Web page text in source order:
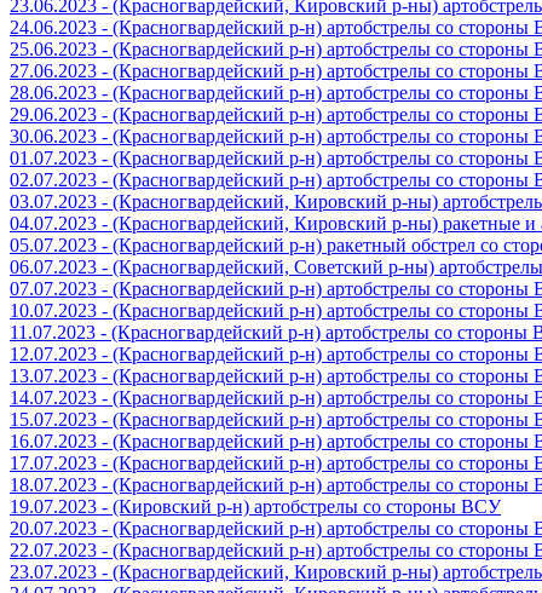
23.06.2023 - (Красногвардейский, Кировский р-ны)
24.06.2023 - (Красногвардейский р-н) артобстрелы со
25.06.2023 - (Красногвардейский р-н) артобстрелы со
27.06.2023 - (Красногвардейский р-н) артобстрелы со
28.06.2023 - (Красногвардейский р-н) артобстрелы со
29.06.2023 - (Красногвардейский р-н) артобстрелы со
30.06.2023 - (Красногвардейский р-н) артобстрелы со
01.07.2023 - (Красногвардейский р-н) артобстрелы со
02.07.2023 - (Красногвардейский р-н) артобстрелы со
03.07.2023 - (Красногвардейский, Кировский р-ны)
04.07.2023 - (Красногвардейский, Кировский р-ны) ракетные
05.07.2023 - (Красногвардейский р-н) ракетный обстрел со
06.07.2023 - (Красногвардейский, Советский р-ны)
07.07.2023 - (Красногвардейский р-н) артобстрелы со
10.07.2023 - (Красногвардейский р-н) артобстрелы со
11.07.2023 - (Красногвардейский р-н) артобстрелы со стороны
12.07.2023 - (Красногвардейский р-н) артобстрелы со
13.07.2023 - (Красногвардейский р-н) артобстрелы со
14.07.2023 - (Красногвардейский р-н) артобстрелы со
15.07.2023 - (Красногвардейский р-н) артобстрелы со
16.07.2023 - (Красногвардейский р-н) артобстрелы со
17.07.2023 - (Красногвардейский р-н) артобстрелы со
18.07.2023 - (Красногвардейский р-н) артобстрелы со
19.07.2023 - (Кировский р-н) артобстрелы со стороны ВСУ
20.07.2023 - (Красногвардейский р-н) артобстрелы со
22.07.2023 - (Красногвардейский р-н) артобстрелы со
23.07.2023 - (Красногвардейский, Кировский р-ны)